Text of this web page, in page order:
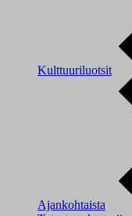
Kulttuuriluotsit
Ajankohtaista